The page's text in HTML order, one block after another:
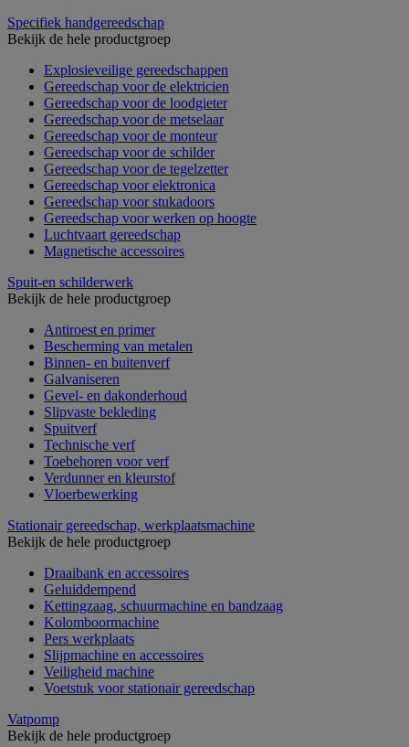
Specifiek handgereedschap
Bekijk de hele productgroep
Explosieveilige gereedschappen
Gereedschap voor de elektricien
Gereedschap voor de loodgieter
Gereedschap voor de metselaar
Gereedschap voor de monteur
Gereedschap voor de schilder
Gereedschap voor de tegelzetter
Gereedschap voor elektronica
Gereedschap voor stukadoors
Gereedschap voor werken op hoogte
Luchtvaart gereedschap
Magnetische accessoires
Spuit-en schilderwerk
Bekijk de hele productgroep
Antiroest en primer
Bescherming van metalen
Binnen- en buitenverf
Galvaniseren
Gevel- en dakonderhoud
Slipvaste bekleding
Spuitverf
Technische verf
Toebehoren voor verf
Verdunner en kleurstof
Vloerbewerking
Stationair gereedschap, werkplaatsmachine
Bekijk de hele productgroep
Draaibank en accessoires
Geluiddempend
Kettingzaag, schuurmachine en bandzaag
Kolomboormachine
Pers werkplaats
Slijpmachine en accessoires
Veiligheid machine
Voetstuk voor stationair gereedschap
Vatpomp
Bekijk de hele productgroep